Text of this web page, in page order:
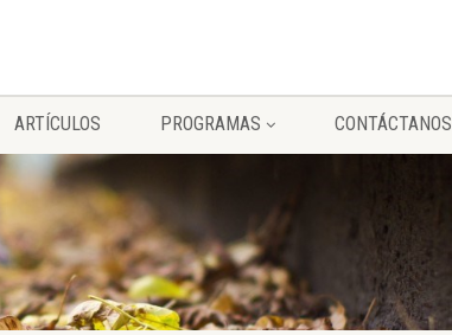
ARTÍCULOS PROGRAMAS CONTÁCTANOS